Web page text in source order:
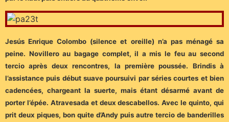
Jesús Enrique Colombo (silence et oreille) n’a pas ménagé sa
peine. Novillero au bagage complet, il a mis le feu au second
tercio après deux rencontres, la première poussée. Brindis à
l’assistance puis début suave poursuivi par séries courtes et bien
cadencées, chargeant la suerte, mais étant désarmé avant de
porter l’épée. Atravesada et deux descabellos. Avec le quinto, qui
prit deux piques, bon quite d’Andy puis autre tercio de banderilles